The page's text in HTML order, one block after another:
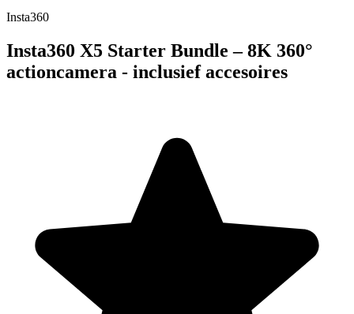
Insta360
Insta360 X5 Starter Bundle – 8K 360°
actioncamera - inclusief accesoires